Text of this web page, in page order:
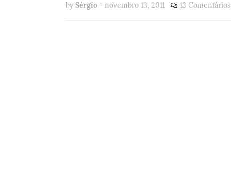
by Sérgio - novembro 13, 2011 13 Comentários